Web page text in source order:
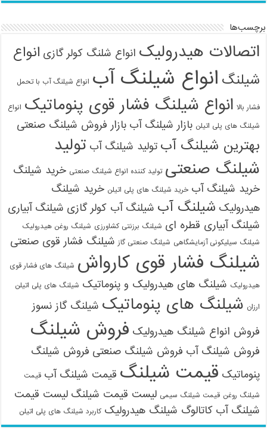
برچسب‌ها
اتصالات هیدرولیک انواع شلنگ کولر گازی انواع
شیلنگ انواع شیلنگ آب انواع شیلنگ آب با تحمل
فشار بالا انواع شیلنگ فشار قوی پنوماتیک انواع
شیلنگ های پلی اتیلن بازار شیلنگ آب بازار فروش شیلنگ صنعتی
بهترین شیلنگ آب تولید شیلنگ آب تولید
شیلنگ صنعتی تولید کننده انواع شیلنگ صنعتی خرید شیلنگ
خرید شیلنگ آب خرید شیلنگ های پلی اتیلن خرید شیلنگ
هیدرولیک شیلنگ آب شیلنگ آب کولر گازی شیلنگ آبیاری
شیلنگ آبیاری قطره ای شیلنگ برزنتی کشاورزی شیلنگ روغن هیدرولیک
شیلنگ سیلیکونی آزمایشگاهی شیلنگ صنعتی گاز شیلنگ فشار قوی صنعتی
شیلنگ فشار قوی کارواش شیلنگ های فشار قوی
هیدرولیک شیلنگ های هیدرولیک و پنوماتیک شیلنگ های پلی اتیلن
ارزان شیلنگ های پنوماتیک شیلنگ گاز نسوز
فروش انواع شیلنگ هیدرولیک فروش شیلنگ
فروش شیلنگ آب فروش شیلنگ صنعتی فروش شیلنگ
پنوماتیک قیمت شیلنگ قیمت شیلنگ آب قیمت
شیلنگ روغن قیمت شیلنگ سیمی لیست قیمت شیلنگ لیست قیمت
شیلنگ آب کاتالوگ شیلنگ هیدرولیک کاربرد شیلنگ های پلی اتیلن
09121161360